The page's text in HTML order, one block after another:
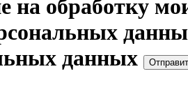
на обработку
данных